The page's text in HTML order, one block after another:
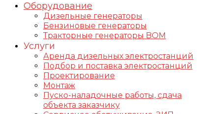
Оборудование
Дизельные генераторы
Бензиновые генераторы
Тракторные генераторы BOM
Услуги
Аренда дизельных электростанций
Подбор и поставка электростанций
Проектирование
Монтаж
Пуско-наладочные работы, сдача
объекта заказчику